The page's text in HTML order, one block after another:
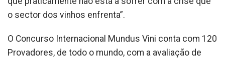
o sector dos vinhos enfrenta”.
O Concurso Internacional Mundus Vini conta com 120
Provadores, de todo o mundo, com a avaliação de